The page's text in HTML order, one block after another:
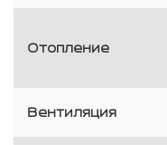
Отопление
Вентиляция